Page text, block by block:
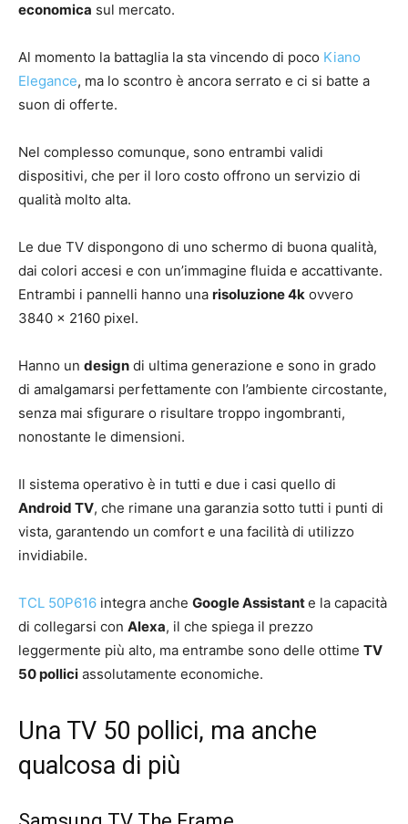
economica sul mercato.
Al momento la battaglia la sta vincendo di poco Kiano
Elegance, ma lo scontro è ancora serrato e ci si batte a
suon di offerte.
Nel complesso comunque, sono entrambi validi
dispositivi, che per il loro costo offrono un servizio di
qualità molto alta.
Le due TV dispongono di uno schermo di buona qualità,
dai colori accesi e con un’immagine fluida e accattivante.
Entrambi i pannelli hanno una risoluzione 4k ovvero
3840 x 2160 pixel.
Hanno un design di ultima generazione e sono in grado
di amalgamarsi perfettamente con l’ambiente circostante,
senza mai sfigurare o risultare troppo ingombranti,
nonostante le dimensioni.
Il sistema operativo è in tutti e due i casi quello di
Android TV, che rimane una garanzia sotto tutti i punti di
vista, garantendo un comfort e una facilità di utilizzo
invidiabile.
TCL 50P616 integra anche Google Assistante la capacità
di collegarsi con Alexa, il che spiega il prezzo
leggermente più alto, ma entrambe sono delle ottime TV
50 pollici assolutamente economiche.
Una TV 50 pollici, ma anche
qualcosa di più